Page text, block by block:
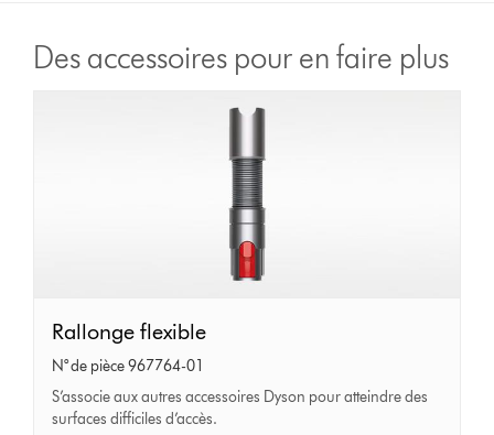
Des accessoires pour en faire plus
Rallonge
flexible
Rallonge flexible
N° de pièce 967764-01
S’associe aux autres accessoires Dyson pour atteindre des
surfaces difficiles d’accès.